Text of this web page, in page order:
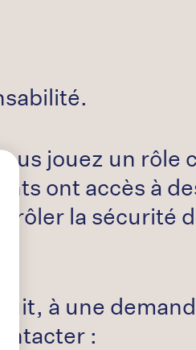
jouez un rôle
ont accès à
la sécurité
à une
: